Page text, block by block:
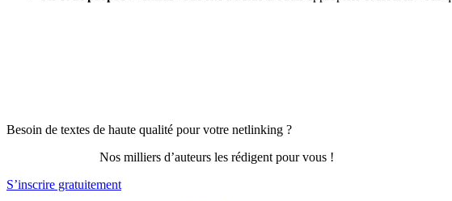
Besoin de textes de haute qualité pour votre netlinking ?
Nos milliers d’auteurs les rédigent pour vous !
S’inscrire gratuitement